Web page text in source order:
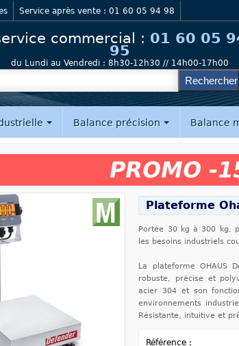
Service après vente : 01 60 05 94 98
commercial : 01 60 05
95
du Lundi au Vendredi : 8h30-12h30 // 14h00-17h00
Balance précision Balance
PROMO -
Plateforme
Portée 30 kg à 300 kg,
les besoins industriels
La plateforme OHAUS
robuste, précise et
acier 304 et son
environnements
Résistante, intuitive et
Référence :